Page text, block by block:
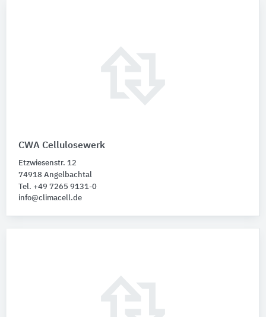
CWA Cellulosewerk
Etzwiesenstr. 12
74918 Angelbachtal
Tel. +49 7265 9131-0
info@climacell.de